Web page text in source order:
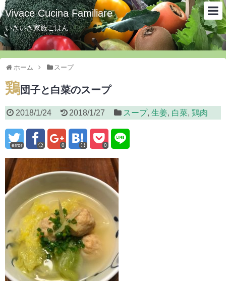
Vivace Cucina Familiare
いきいき家族ごはん
ホーム スープ
鶏団子と白菜のスープ
2018/1/24 2018/1/27 スープ,生姜, 白菜,鶏肉
error 0 0